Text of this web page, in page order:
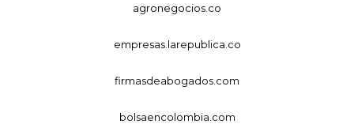
agronegocios.co
empresas.larepublica.co
firmasdeabogados.com
bolsaencolombia.com